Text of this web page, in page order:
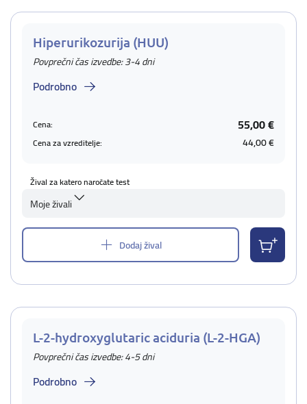
Hiperurikozurija (HUU)
Povprečni čas izvedbe: 3-4 dni
Podrobno
Cena: 55,00 €
Cena za vzreditelje: 44,00 €
Žival za katero naročate test
Moje živali
Dodaj žival
L-2-hydroxyglutaric aciduria (L-2-HGA)
Povprečni čas izvedbe: 4-5 dni
Podrobno